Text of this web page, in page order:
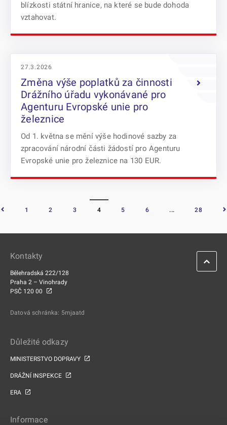
blízkosti státní hranice, na které se bude dohoda
vztahovat.
27.3.2026
Změna výše poplatků za činnosti
Drážního úřadu vykonávané pro
Agenturu Evropské unie pro
železnice
Od 1. května se mění výše hodinové sazby za
zpracování národní části žádostí pro Agenturu
Evropské unie pro železnice na 130 EUR.
1 2 3 4 5 6 ... 28
Kontakty
Bělehradská 222/128
Praha 2 – Vinohrady
PSČ 120 00
Datová schránka: 5mjaatd
Důležité odkazy
MINISTERSTVO DOPRAVY
DRÁŽNÍ INSPEKCE
ERA
Informace